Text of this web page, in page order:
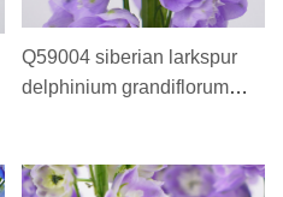
Q59004 siberian larkspur
delphinium grandiflorum
cm